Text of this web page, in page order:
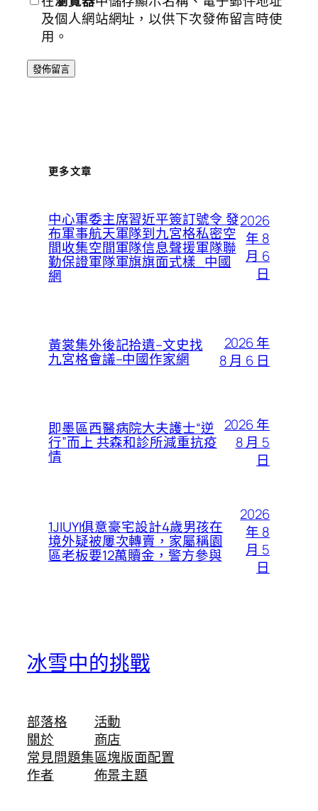
及個人網站網址，以供下次發佈留言時使
用。
更多文章
中心軍委主席習近平簽訂號令 發
布軍事航天軍隊到九宮格私密空
間收集空間軍隊信息聲援軍隊聯
勤保證軍隊軍旗旗面式樣_中國
網
2026
年 8
月 6
日
黃裳集外後記拾遺–文史找
九宮格會議–中國作家網
2026 年
8 月 6 日
即墨區西醫病院大夫護士“逆
行”而上 共森和診所減重抗疫
情
2026 年
8 月 5
日
1JIUYI俱意豪宅設計4歲男孩在
境外疑被屢次轉賣，家屬稱園
區老板要12萬贖金，警方參與
2026
年 8
月 5
日
冰雪中的挑戰
部落格
關於
常見問題集
作者
活動
商店
區塊版面配置
佈景主題